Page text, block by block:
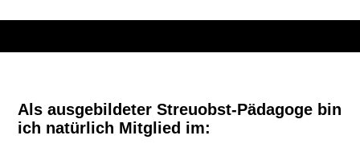
Als ausgebildeter Streuobst-Pädagoge bin
ich natürlich Mitglied im: